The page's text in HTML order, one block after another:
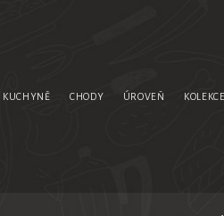
KUCHYNĚ CHODY ÚROVEŇ KOLEKCE